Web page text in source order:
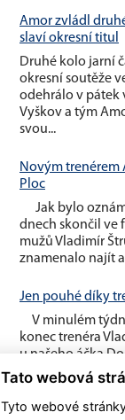
0 0
Amor zvládl
slaví okresní titul
Druhé kolo jarní
okresní soutěže
odehrálo v pátek
Vyškov a tým
svou...
Novým trenérem
Ploc
Jak bylo
dnech skončil ve
mužů Vladimír
znamenalo najít
Jen pouhé díky
V minulém
konec trenéra
u našeho áčka
pouhé
Tato webová
Tyto webové